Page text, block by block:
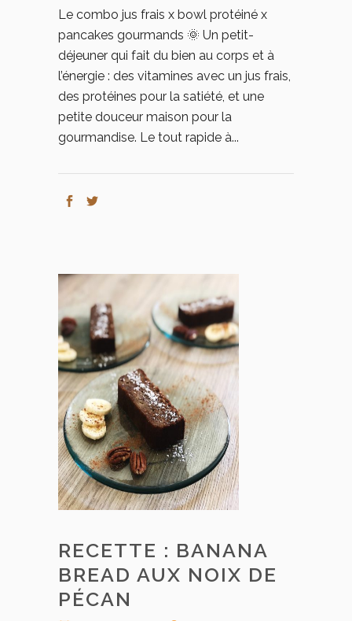
Le combo jus frais x bowl protéiné x
pancakes gourmands 🌞 Un petit-
déjeuner qui fait du bien au corps et à
l’énergie : des vitamines avec un jus frais,
des protéines pour la satiété, et une
petite douceur maison pour la
gourmandise. Le tout rapide à...
RECETTE : BANANA
BREAD AUX NOIX DE
PÉCAN